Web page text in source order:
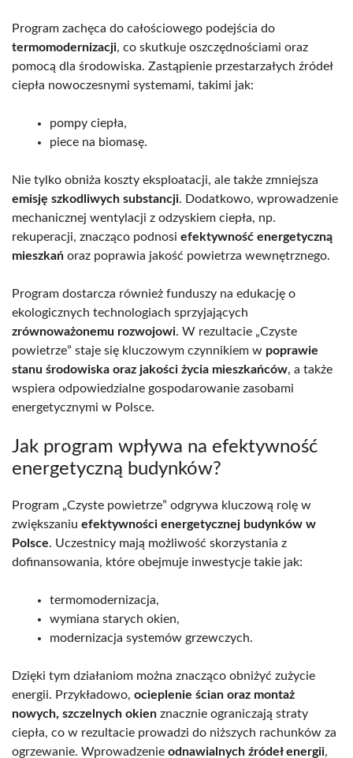
Program zachęca do całościowego podejścia do
termomodernizacji, co skutkuje oszczędnościami oraz
pomocą dla środowiska. Zastąpienie przestarzałych źródeł
ciepła nowoczesnymi systemami, takimi jak:
pompy ciepła,
piece na biomasę.
Nie tylko obniża koszty eksploatacji, ale także zmniejsza
emisję szkodliwych substancji. Dodatkowo, wprowadzenie
mechanicznej wentylacji z odzyskiem ciepła, np.
rekuperacji, znacząco podnosi efektywność energetyczną
mieszkań oraz poprawia jakość powietrza wewnętrznego.
Program dostarcza również funduszy na edukację o
ekologicznych technologiach sprzyjających
zrównoważonemu rozwojowi. W rezultacie „Czyste
powietrze” staje się kluczowym czynnikiem w poprawie
stanu środowiska oraz jakości życia mieszkańców, a także
wspiera odpowiedzialne gospodarowanie zasobami
energetycznymi w Polsce.
Jak program wpływa na efektywność
energetyczną budynków?
Program „Czyste powietrze” odgrywa kluczową rolę w
zwiększaniu efektywności energetycznej budynków w
Polsce. Uczestnicy mają możliwość skorzystania z
dofinansowania, które obejmuje inwestycje takie jak:
termomodernizacja,
wymiana starych okien,
modernizacja systemów grzewczych.
Dzięki tym działaniom można znacząco obniżyć zużycie
energii. Przykładowo, ocieplenie ścian oraz montaż
nowych, szczelnych okien znacznie ograniczają straty
ciepła, co w rezultacie prowadzi do niższych rachunków za
ogrzewanie. Wprowadzenie odnawialnych źródeł energii,